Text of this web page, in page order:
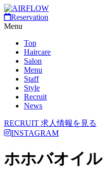
Reservation
Menu
Top
Haircare
Salon
Menu
Staff
Style
Recruit
News
RECRUIT 求人情報を見る
INSTAGRAM
ホホバオイル